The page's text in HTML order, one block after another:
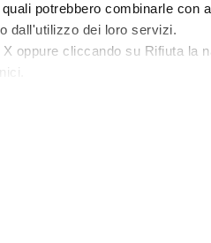
potrebbero combinarle con
dall'utilizzo dei loro servizi.
oppure cliccando su Rifiuta la
Grazie al tracciamento
dashboard supporta
gestione dei sistemi,